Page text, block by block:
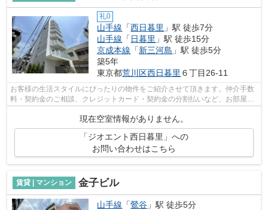
礼0
山手線 「西日暮里 」駅 徒歩7分
山手線 「 日暮里 」駅 徒歩15分
京成本線 「新三河島 」駅 徒歩5分
築5年
東京都荒川区西日暮里 ６丁目26-11
お客様の生活スタイルにぴったりの物件をご紹介させて頂きます。仲介手数
料・契約金のご相談、クレジットカード・契約金の分割払いなど、お部屋探
しのことならどんなことでも、まずは...
現在空室情報がありません。
「ジオエント西日暮里」への
お問い合わせはこちら
賃貸 | マンション 金子ビル
山手線 「鶯谷 」駅 徒歩5分